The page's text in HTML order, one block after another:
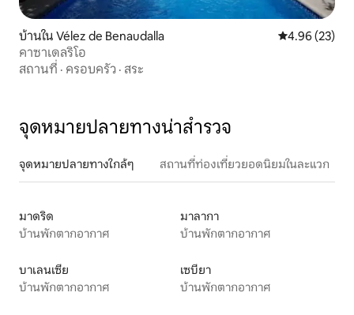
บ้านใน Vélez de Benaudalla คะแนนเฉลี่ย
4.96 (23)
คาซาเดลริโอ
สถานที่ · ครอบครัว · สระ
จุดหมายปลายทางน่าสำรวจ
จุดหมายปลายทางใกล้ๆ สถานที่ท่องเที่ยวยอดนิยมในละแวก
มาดริด
บ้านพักตากอากาศ
มาลากา
บ้านพักตากอากาศ
บาเลนเซีย
บ้านพักตากอากาศ
เซบียา
บ้านพักตากอากาศ